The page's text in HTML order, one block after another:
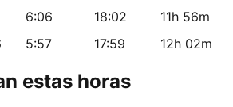
6:06 18:02
11h 56m
5:57 17:59 12h 02m
estas horas